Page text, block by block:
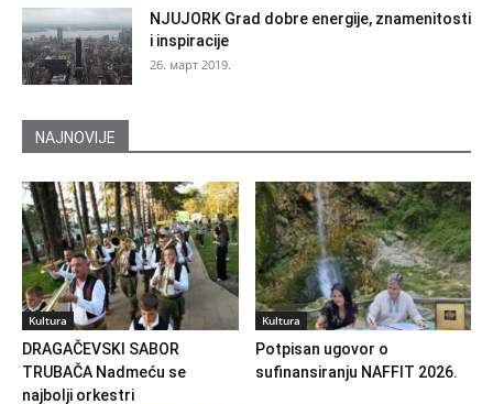
NJUJORK Grad dobre energije, znamenitosti
i inspiracije
26. март 2019.
NAJNOVIJE
Kultura
DRAGAČEVSKI SABOR
TRUBAČA Nadmeću se
najbolji orkestri
Kultura
Potpisan ugovor o
sufinansiranju NAFFIT 2026.